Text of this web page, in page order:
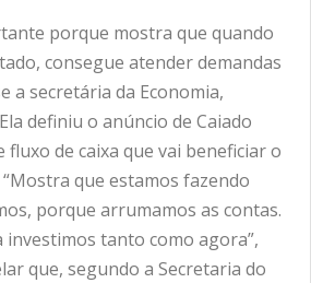
porque mostra que quando
consegue atender demandas
a secretária da Economia,
definiu o anúncio de Caiado
fluxo de caixa que vai beneficiar o
que estamos fazendo
porque arrumamos as contas.
investimos tanto como agora”,
que, segundo a Secretaria do